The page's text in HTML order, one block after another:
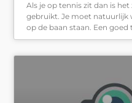
Als je op tennis zit dan is
gebruikt. Je moet natuurlijk
op de baan staan. Een goed